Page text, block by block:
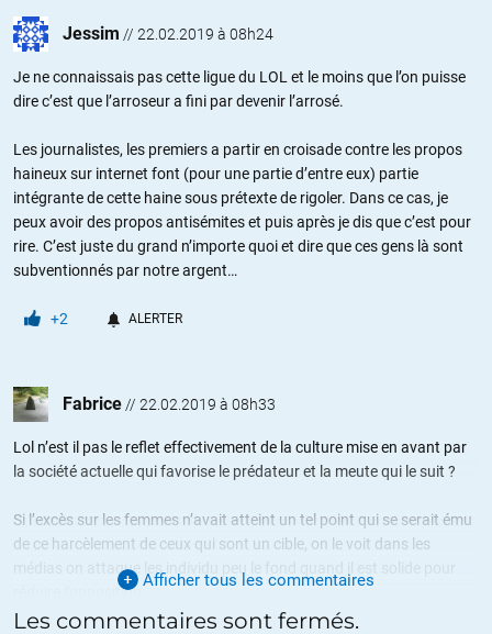
Jessim // 22.02.2019 à 08h24
Je ne connaissais pas cette ligue du LOL et le moins que l’on puisse
dire c’est que l’arroseur a fini par devenir l’arrosé.
Les journalistes, les premiers a partir en croisade contre les propos
haineux sur internet font (pour une partie d’entre eux) partie
intégrante de cette haine sous prétexte de rigoler. Dans ce cas, je
peux avoir des propos antisémites et puis après je dis que c’est pour
rire. C’est juste du grand n’importe quoi et dire que ces gens là sont
subventionnés par notre argent…
+2 ALERTER
Fabrice // 22.02.2019 à 08h33
Lol n’est il pas le reflet effectivement de la culture mise en avant par
la société actuelle qui favorise le prédateur et la meute qui le suit ?
Si l’excès sur les femmes n’avait atteint un tel point qui se serait ému
de ce harcèlement de ceux qui sont un cible, on le voit dans les
médias on attaque les individu peu le fond quand il est solide pour
réduire l’opposition.
Afficher tous les commentaires
Les commentaires sont fermés.